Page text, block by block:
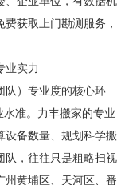
获取上门勘测服务，
业实力
队）专业度的核心环
水准。力丰搬家的专业
设备数量、规划科学搬
队，往往只是粗略扫视
州黄埔区、天河区、番